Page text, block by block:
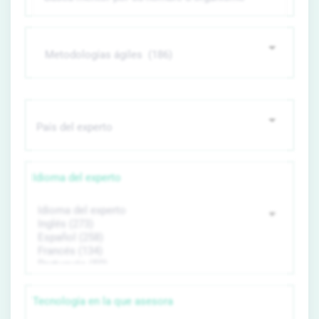
Idioma del experto
Tecnología en la que asesora